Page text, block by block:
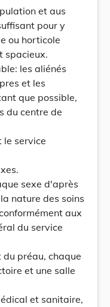
et aus
pour y
ou horticole
spacieux.
les aliénés
et les
que possible,
du centre de
le service
sexe d'après
nature des soins
aux
du service
préau, chaque
et une salle
et sanitaire,